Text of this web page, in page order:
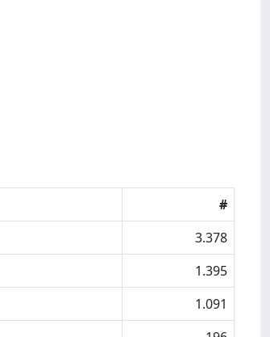
#
3.378
1.395
1.091